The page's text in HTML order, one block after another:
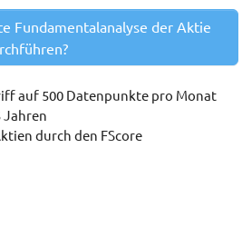
Fundamentalanalyse der Aktie
auf 500 Datenpunkte pro Monat
Jahren
durch den FScore